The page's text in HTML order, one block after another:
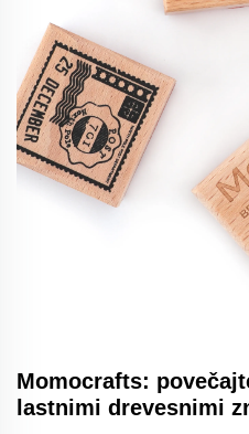
Momocrafts:
lastnimi drevesnimi